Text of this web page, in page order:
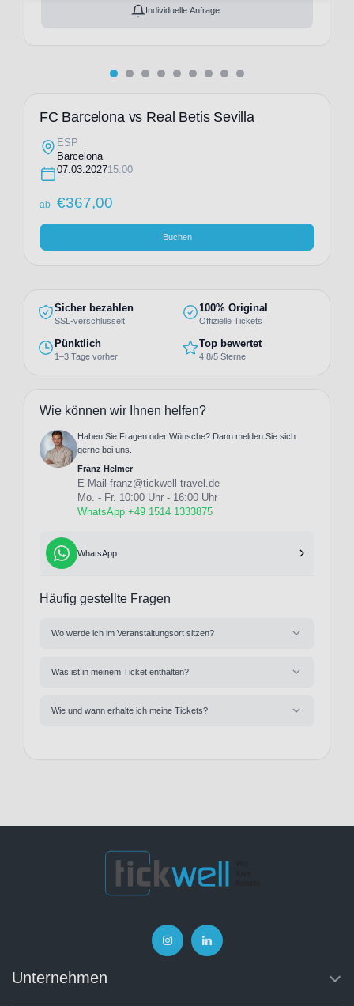
Individuelle Anfrage
FC Barcelona vs Real Betis Sevilla
ESP
Barcelona
07.03.202715:00
ab €367,00
Buchen
Sicher bezahlen
SSL-verschlüsselt
100% Original
Offizielle Tickets
Pünktlich
1–3 Tage vorher
Top bewertet
4,8/5 Sterne
Wie können wir Ihnen helfen?
Haben Sie Fragen oder Wünsche? Dann melden Sie sich
gerne bei uns.
Franz Helmer
E-Mail franz@tickwell-travel.de
Mo. - Fr. 10:00 Uhr - 16:00 Uhr
WhatsApp +49 1514 1333875
WhatsApp
Häufig gestellte Fragen
Wo werde ich im Veranstaltungsort sitzen?
Was ist in meinem Ticket enthalten?
Wie und wann erhalte ich meine Tickets?
Unternehmen